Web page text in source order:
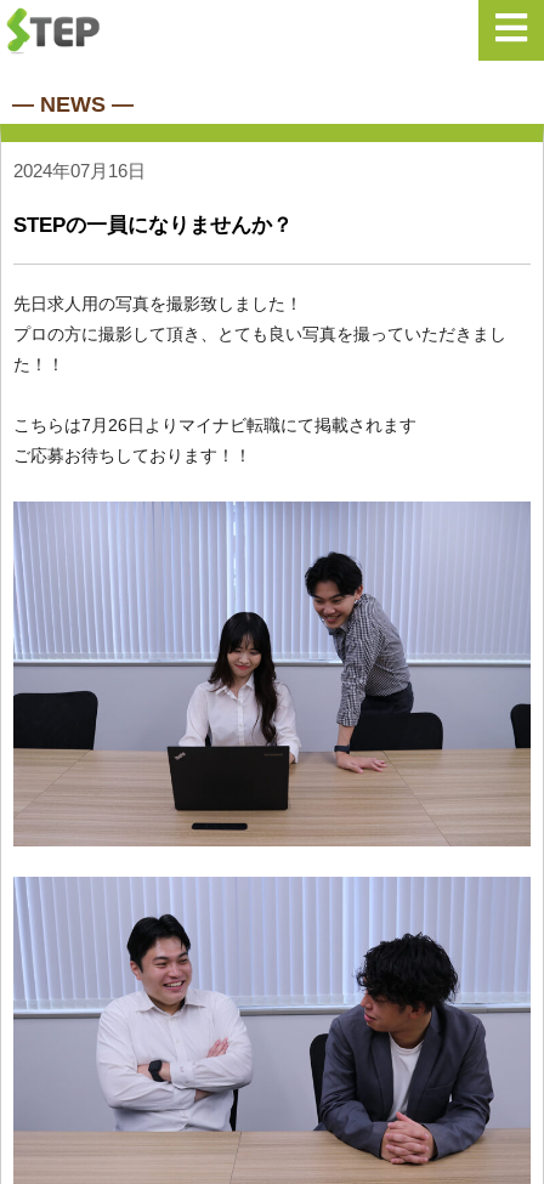
― NEWS ―
2024年07月16日
STEPの一員になりませんか？
先日求人用の写真を撮影致しました！
プロの方に撮影して頂き、とても良い写真を撮っていただきまし
た！！
こちらは7月26日よりマイナビ転職にて掲載されます
ご応募お待ちしております！！